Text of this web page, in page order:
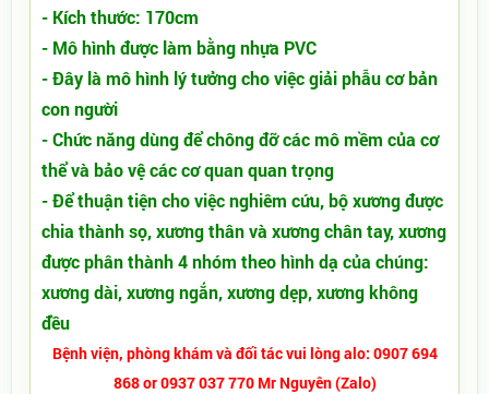
- Kích thước: 170cm
- Mô hình được làm bằng nhựa PVC
- Đây là mô hình lý tưởng cho việc giải phẫu cơ bản
con người
- Chức năng dùng để chông đỡ các mô mềm của cơ
thể và bảo vệ các cơ quan quan trọng
- Để thuận tiện cho việc nghiêm cứu, bộ xương được
chia thành sọ, xương thân và xương chân tay, xương
được phân thành 4 nhóm theo hình dạ của chúng:
xương dài, xương ngắn, xương dẹp, xương không
đều
Bệnh viện, phòng khám và đối tác vui lòng alo: 0907 694
868 or 0937 037 770 Mr Nguyên (Zalo)